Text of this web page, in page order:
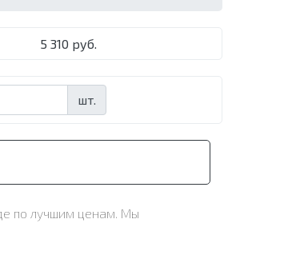
5 310 руб.
шт.
по лучшим ценам. Мы